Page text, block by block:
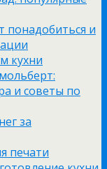
понадобиться и
кухни
и советы по
за
печати